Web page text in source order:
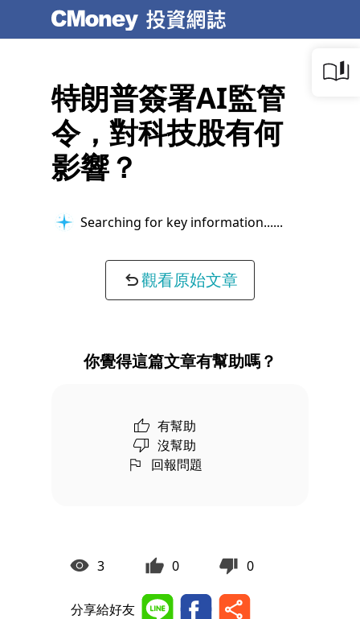
特朗普簽署AI監管
令，對科技股有何
影響？
Searching for key information...
觀看原始文章
你覺得這篇文章有幫助嗎？
有幫助
沒幫助
回報問題
3 0 0
分享給好友